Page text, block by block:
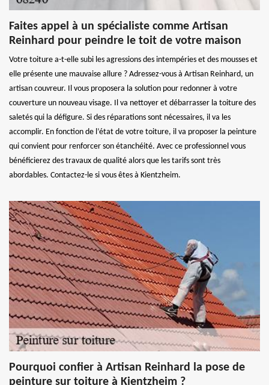
Faites appel à un spécialiste comme Artisan
Reinhard pour peindre le toit de votre maison
Votre toiture a-t-elle subi les agressions des intempéries et des mousses et
elle présente une mauvaise allure ? Adressez-vous à Artisan Reinhard, un
artisan couvreur. Il vous proposera la solution pour redonner à votre
couverture un nouveau visage. Il va nettoyer et débarrasser la toiture des
saletés qui la défigure. Si des réparations sont nécessaires, il va les
accomplir. En fonction de l’état de votre toiture, il va proposer la peinture
qui convient pour renforcer son étanchéité. Avec ce professionnel vous
bénéficierez des travaux de qualité alors que les tarifs sont très
abordables. Contactez-le si vous êtes à Kientzheim.
Pourquoi confier à Artisan Reinhard la pose de
peinture sur toiture à Kientzheim ?